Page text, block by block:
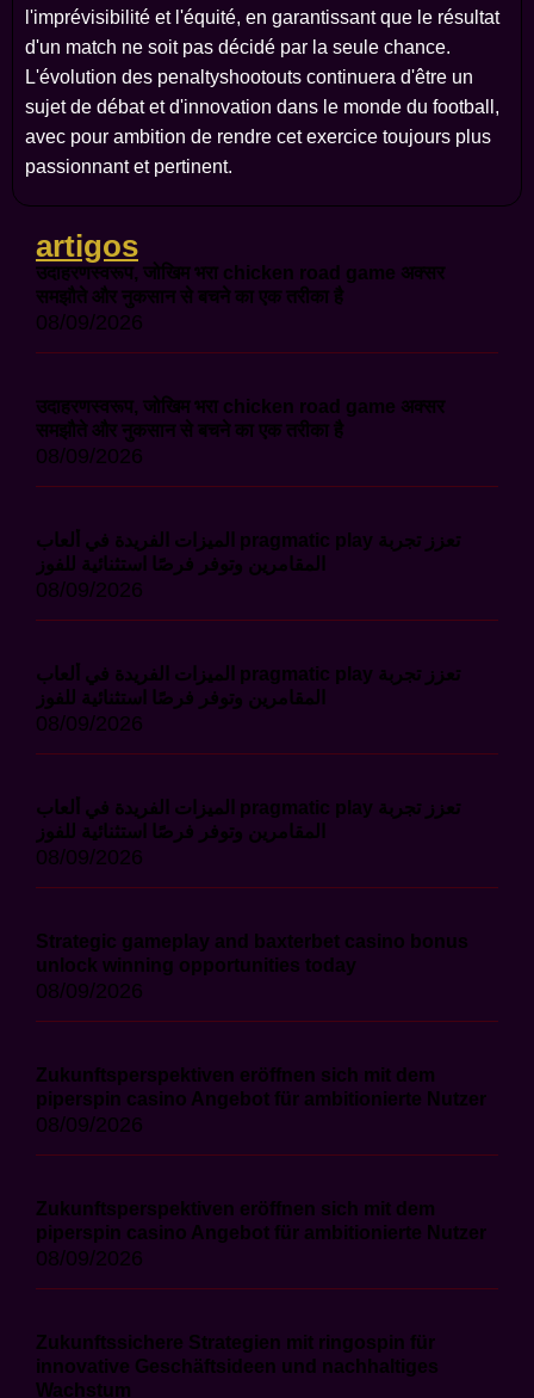
l'imprévisibilité et l'équité, en garantissant que le résultat
d'un match ne soit pas décidé par la seule chance.
L'évolution des penaltyshootouts continuera d'être un
sujet de débat et d'innovation dans le monde du football,
avec pour ambition de rendre cet exercice toujours plus
passionnant et pertinent.
artigos
उदाहरणस्वरूप, जोखिम भरा chicken road game अक्सर
समझौते और नुकसान से बचने का एक तरीका है
08/09/2026
उदाहरणस्वरूप, जोखिम भरा chicken road game अक्सर
समझौते और नुकसान से बचने का एक तरीका है
08/09/2026
الميزات الفريدة في ألعاب pragmatic play تعزز تجربة
المقامرين وتوفر فرصًا استثنائية للفوز
08/09/2026
الميزات الفريدة في ألعاب pragmatic play تعزز تجربة
المقامرين وتوفر فرصًا استثنائية للفوز
08/09/2026
الميزات الفريدة في ألعاب pragmatic play تعزز تجربة
المقامرين وتوفر فرصًا استثنائية للفوز
08/09/2026
Strategic gameplay and baxterbet casino bonus
unlock winning opportunities today
08/09/2026
Zukunftsperspektiven eröffnen sich mit dem
piperspin casino Angebot für ambitionierte Nutzer
08/09/2026
Zukunftsperspektiven eröffnen sich mit dem
piperspin casino Angebot für ambitionierte Nutzer
08/09/2026
Zukunftssichere Strategien mit ringospin für
innovative Geschäftsideen und nachhaltiges
Wachstum